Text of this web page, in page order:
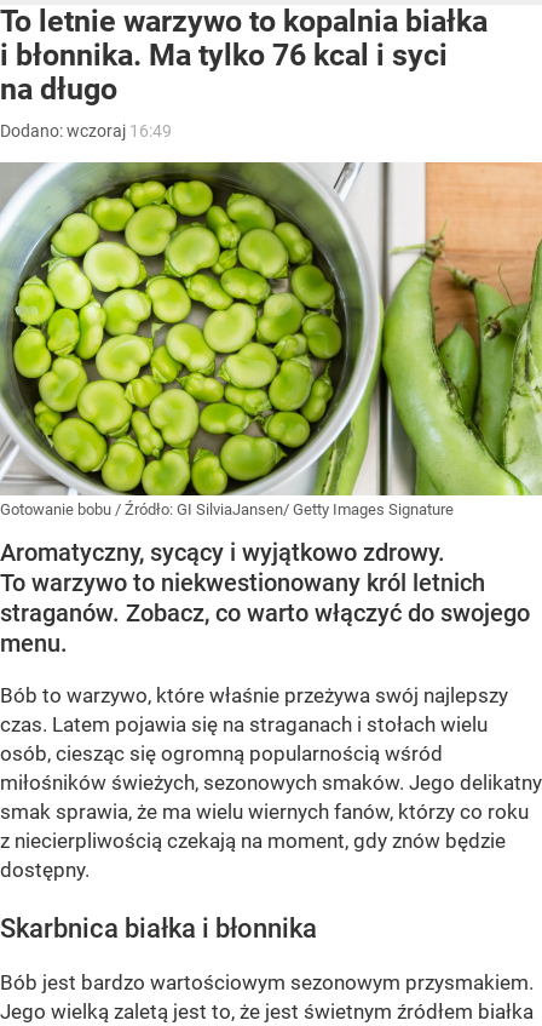
To letnie warzywo to kopalnia białka
i błonnika. Ma tylko 76 kcal i syci
na długo
Dodano:wczoraj 16:49
Gotowanie bobu / Źródło: GI SilviaJansen/ Getty Images Signature
Aromatyczny, sycący i wyjątkowo zdrowy.
To warzywo to niekwestionowany król letnich
straganów. Zobacz, co warto włączyć do swojego
menu.
Bób to warzywo, które właśnie przeżywa swój najlepszy
czas. Latem pojawia się na straganach i stołach wielu
osób, ciesząc się ogromną popularnością wśród
miłośników świeżych, sezonowych smaków. Jego delikatny
smak sprawia, że ma wielu wiernych fanów, którzy co roku
z niecierpliwością czekają na moment, gdy znów będzie
dostępny.
Skarbnica białka i błonnika
Bób jest bardzo wartościowym sezonowym przysmakiem.
Jego wielką zaletą jest to, że jest świetnym źródłem białka